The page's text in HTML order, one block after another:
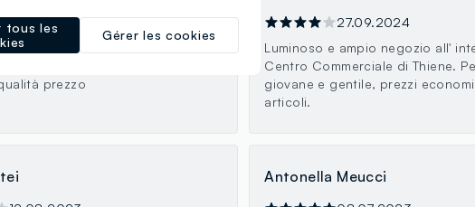
09.11.2024
di abbigliamento e
prezzo
27.09.2024
Luminoso e ampio negozio all'
Centro Commerciale di Thiene.
giovane e gentile, prezzi
articoli.
Antonella Meucci
Gérer les cookies
tous les